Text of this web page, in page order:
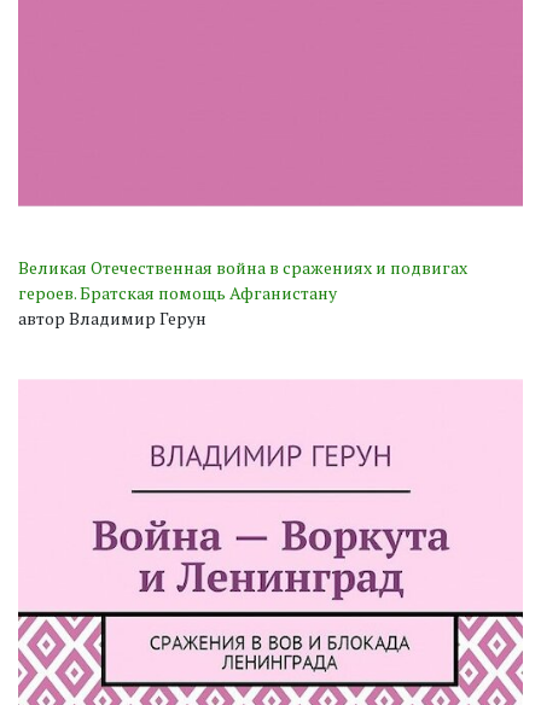
Великая Отечественная война в сражениях и подвигах
героев. Братская помощь Афганистану
автор Владимир Герун